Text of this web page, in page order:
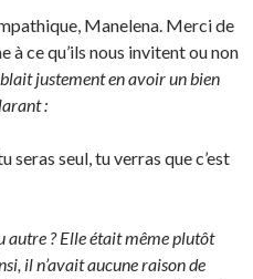
Manelena. Merci de
ce qu’ils nous invitent ou non
justement en avoir un bien
:
seras seul, tu verras que c’est
autre ? Elle était même plutôt
il n’avait aucune raison de